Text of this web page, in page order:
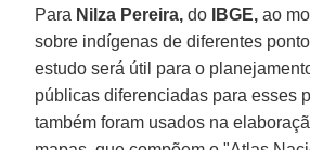
Para Nilza Pereira, do IBGE, ao
sobre indígenas de diferentes
estudo será útil para o
públicas diferenciadas para esses
também foram usados na